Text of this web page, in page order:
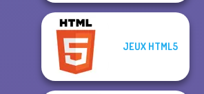
JEUX HTML5